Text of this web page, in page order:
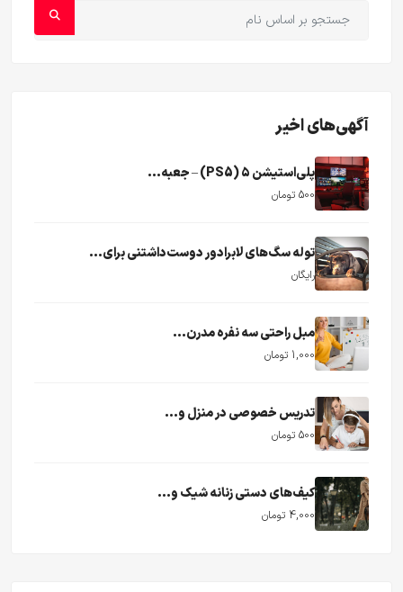
آگهی‌های اخیر
پلی‌استیشن ۵ (PS5) – جعبه...
500 تومان
توله سگ‌های لابرادور دوست‌داشتنی برای...
رایگان
مبل راحتی سه نفره مدرن...
1,000 تومان
تدریس خصوصی در منزل و...
500 تومان
کیف‌های دستی زنانه شیک و...
4,000 تومان